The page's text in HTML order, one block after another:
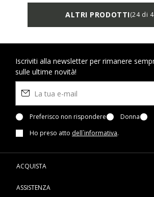
ALTRI PRODOTTI(24 di
Iscriviti alla newsletter per rimanere
sulle ultime novità!
Preferisco non rispondere Donna
Ho preso atto dell`informativa.
ACQUISTA
ASSISTENZA